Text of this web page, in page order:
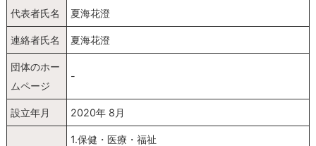
代表者氏名 夏海花澄
連絡者氏名 夏海花澄
団体のホー
ムページ
-
設立年月 2020年 8月
1.保健・医療・福祉